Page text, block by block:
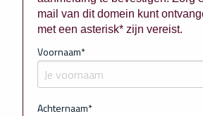
mail van dit domein kunt
met een asterisk* zijn vereist.
Voornaam*
Achternaam*